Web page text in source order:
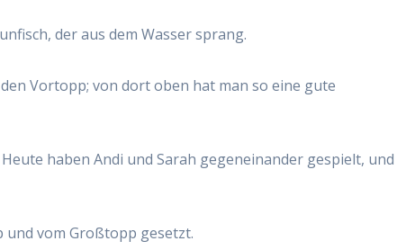
der aus dem Wasser sprang.
Vortopp; von dort oben hat man so eine gute
haben Andi und Sarah gegeneinander gespielt, und
und vom Großtopp gesetzt.